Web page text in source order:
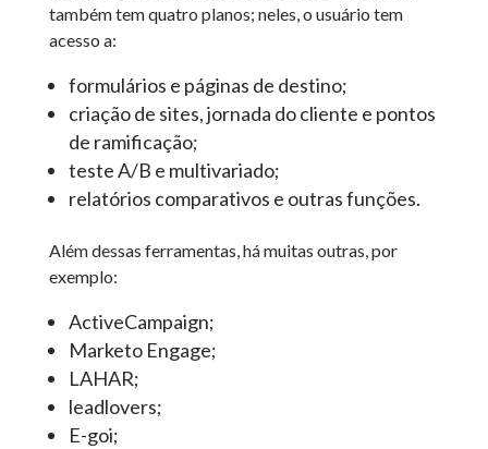
também tem quatro planos; neles, o usuário tem
acesso a:
formulários e páginas de destino;
criação de sites, jornada do cliente e pontos
de ramificação;
teste A/B e multivariado;
relatórios comparativos e outras funções.
Além dessas ferramentas, há muitas outras, por
exemplo:
ActiveCampaign;
Marketo Engage;
LAHAR;
leadlovers;
E-goi;